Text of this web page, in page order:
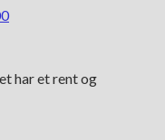
har et rent og